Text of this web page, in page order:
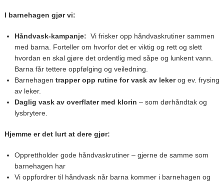
I barnehagen gjør vi:
Håndvask-kampanje: Vi frisker opp håndvaskrutiner sammen
med barna. Forteller om hvorfor det er viktig og rett og slett
hvordan en skal gjøre det ordentlig med såpe og lunkent vann.
Barna får tettere oppfølging og veiledning.
Barnehagen trapper opp rutine for vask av lekerog ev. frysing
av leker.
Daglig vask av overflater med klorin – som dørhåndtak og
lysbrytere.
Hjemme er det lurt at dere gjør:
Opprettholder gode håndvaskrutiner – gjerne de samme som
barnehagen har
Vi oppfordrer til håndvask når barna kommer i barnehagen og